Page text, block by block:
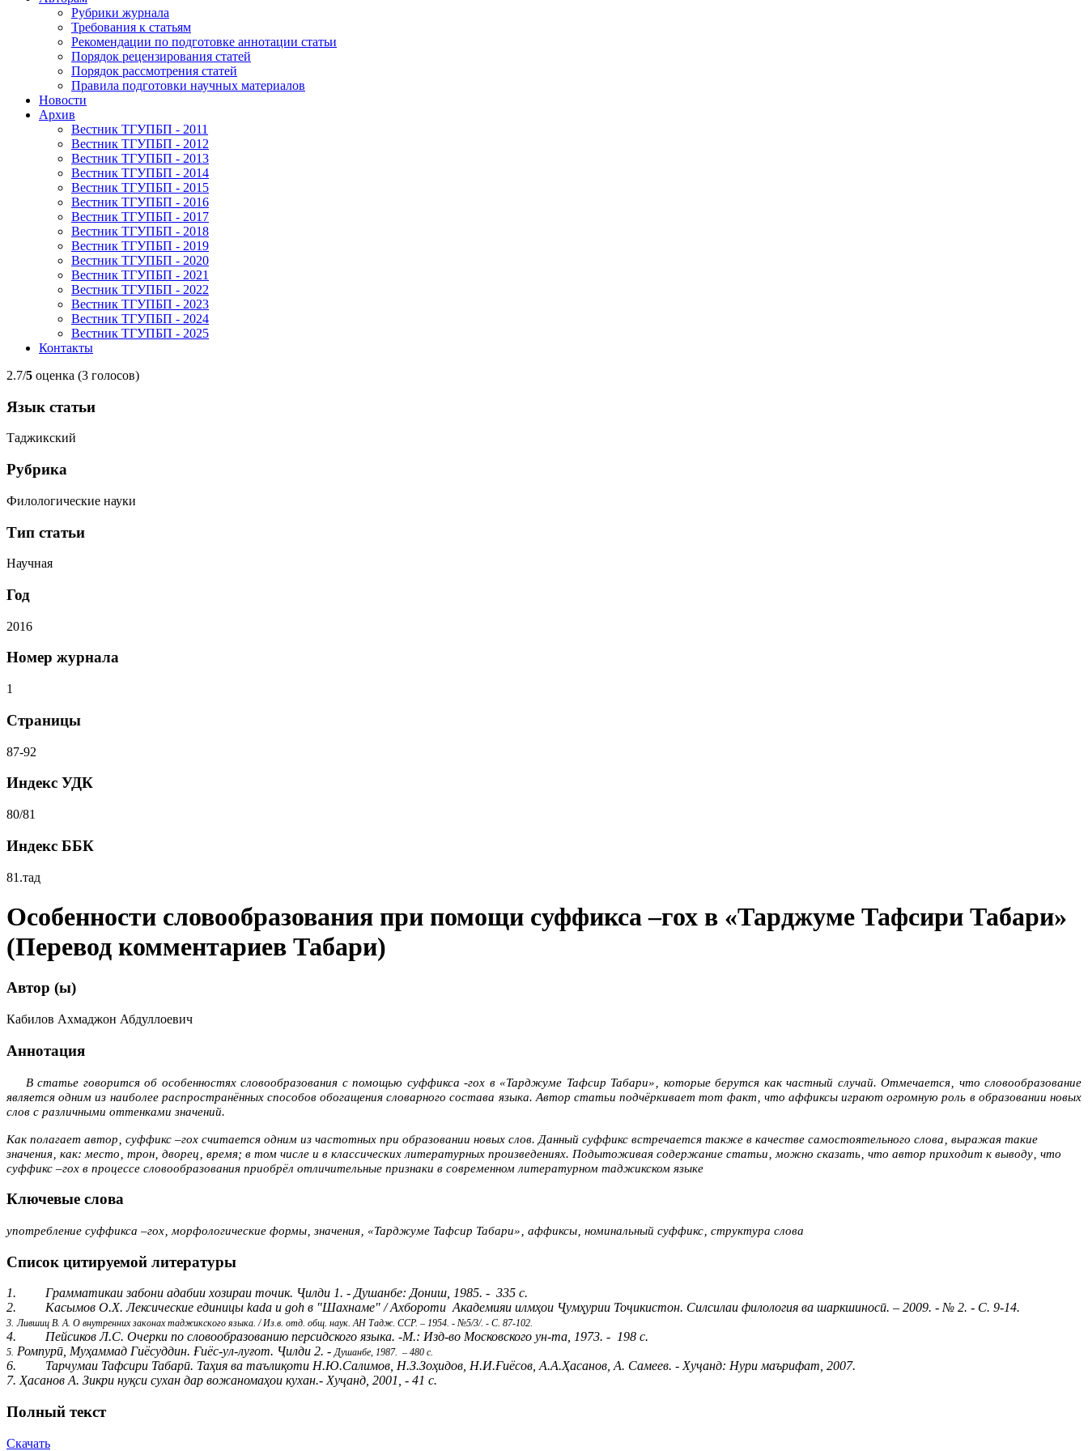
Рубрики журнала
Требования к статьям
Рекомендации по подготовке аннотации статьи
Порядок рецензирования статей
Порядок рассмотрения статей
Правила подготовки научных материалов
Новости
Архив
Вестник ТГУПБП - 2011
Вестник ТГУПБП - 2012
Вестник ТГУПБП - 2013
Вестник ТГУПБП - 2014
Вестник ТГУПБП - 2015
Вестник ТГУПБП - 2016
Вестник ТГУПБП - 2017
Вестник ТГУПБП - 2018
Вестник ТГУПБП - 2019
Вестник ТГУПБП - 2020
Вестник ТГУПБП - 2021
Вестник ТГУПБП - 2022
Вестник ТГУПБП - 2023
Вестник ТГУПБП - 2024
Вестник ТГУПБП - 2025
Контакты
2.7/5 оценка (3 голосов)
Язык статьи
Таджикский
Рубрика
Филологические науки
Тип статьи
Научная
Год
2016
Номер журнала
1
Страницы
87-92
Индекс УДК
80/81
Индекс ББК
81.тад
Особенности словообразования при помощи суффикса –гох в «Тарджуме Тафсири Табари»
(Перевод комментариев Табари)
Автор (ы)
Кабилов Ахмаджон Абдуллоевич
Аннотация
В статье говорится об особенностях словообразования с помощью суффикса -гох в «Тарджуме Тафсир Табари»‚ которые берутся как частный случай. Отмечается‚ что словообразование
является одним из наиболее распространённых способов обогащения словарного состава языка. Автор статьи подчёркивает тот факт‚ что аффиксы играют огромную роль в образовании новых
слов с различными оттенками значений.
Как полагает автор‚ суффикс –гох считается одним из частотных при образовании новых слов. Данный суффикс встречается также в качестве самостоятельного слова‚ выражая такие
значения‚ как: место‚ трон‚ дворец‚ время; в том числе и в классических литературных произведениях. Подытоживая содержание статьи‚ можно сказать‚ что автор приходит к выводу‚ что
суффикс –гох в процессе словообразования приобрёл отличительные признаки в современном литературном таджикском языке
Ключевые слова
употребление суффикса –гох‚ морфологические формы‚ значения‚ «Тарджуме Тафсир Табари»‚ аффиксы‚ номинальный суффикс‚ структура слова
Список цитируемой литературы
1.
Грамматикаи забони адабии хозираи точик. Ҷилди 1. - Душанбе: Дониш, 1985. - 335 с.
2.
Касымов О.Х. Лексические единицы kada и goh в "Шахнаме" / Ахбороти Академияи илмҳои Ҷумҳурии Тоҷикистон. Силсилаи филология ва шаркшиносӣ. – 2009. - № 2. - С. 9-14.
3. Лившиц В. А. О внутренних законах таджикского языка. / Из.в. отд. общ. наук. АН Тадж. ССР. – 1954. - №5/3/. - С. 87-102.
4. Пейсиков Л.С. Очерки по словообразованию персидского языка. -М.: Изд-во Московского ун-та, 1973. - 198 с.
5. Ромпурӣ, Муҳаммад Гиёсуддин. Ғиёс-ул-луғот. Ҷилди 2. -Душанбе, 1987. – 480 с.
6.
Тарчумаи Тафсири Табарӣ. Таҳия ва таълиқоти Н.Ю.Салимов, Н.З.Зоҳидов, Н.И.Ғиёсов, А.А.Ҳасанов, А. Самеев. - Хуҷанд: Нури маърифат, 2007.
7. Ҳасанов А. Зикри нуқси сухан дар вожаномаҳои кухан.- Хуҷанд, 2001, - 41 с.
Полный текст
Скачать